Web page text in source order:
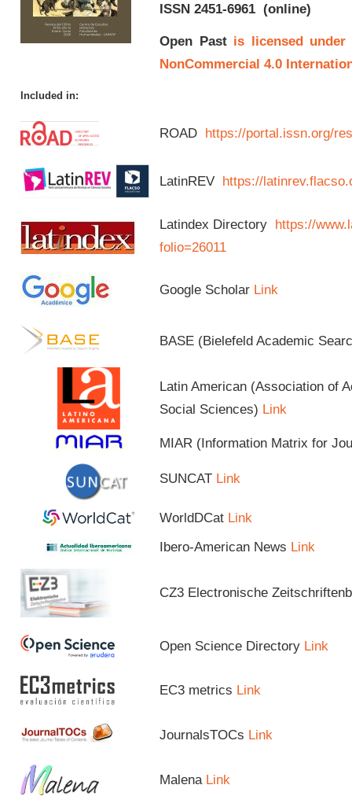
ISSN 2451-6961(online)
Open Past is licensed under
NonCommercial 4.0
Included in:
ROAD https://portal.issn.org/
LatinREV https://
Latindex Directory https://
folio=26011
Google Scholar Link
BASE (Bielefeld Academic
Latin American (Association of
Social Sciences) Link
MIAR (Information Matrix for
SUNCAT Link
WorldDCat Link
Ibero-American News Link
CZ3 Electronische
Open Science Directory Link
EC3 metrics Link
JournalsTOCs Link
Malena Link